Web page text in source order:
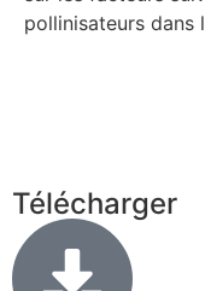
pollinisateurs dans
Télécharger